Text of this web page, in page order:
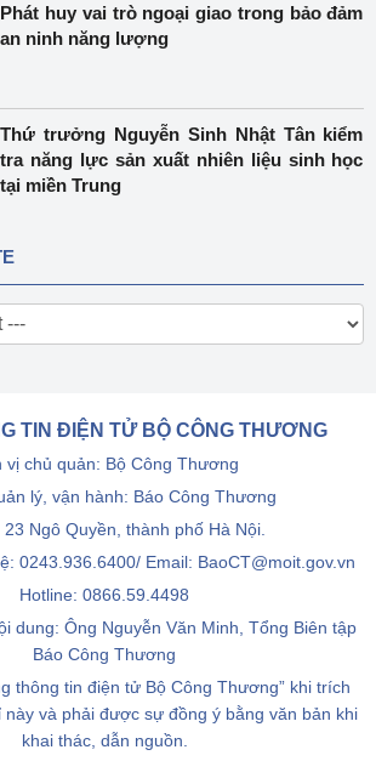
Phát huy vai trò ngoại giao trong bảo đảm
an ninh năng lượng
Thứ trưởng Nguyễn Sinh Nhật Tân kiểm
tra năng lực sản xuất nhiên liệu sinh học
tại miền Trung
TIN ĐIỆN TỬ BỘ CÔNG THƯƠNG
vị chủ quản: Bộ Công Thương
lý, vận hành: Báo Công Thương
Ngô Quyền, thành phố Hà Nội.
0243.936.6400/ Email: BaoCT@moit.gov.vn
Hotline: 0866.59.4498
dung: Ông Nguyễn Văn Minh, Tổng Biên tập
Báo Công Thương
thông tin điện tử Bộ Công Thương” khi trích
và phải được sự đồng ý bằng văn bản khi
khai thác, dẫn nguồn.